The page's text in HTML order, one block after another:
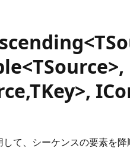
て、シーケンスの要素を降